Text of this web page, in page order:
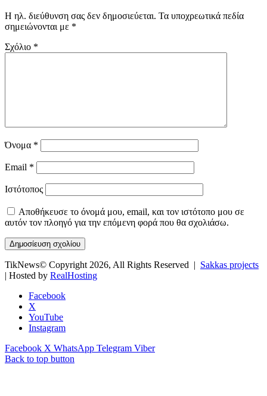
Η ηλ. διεύθυνση σας δεν δημοσιεύεται. Τα υποχρεωτικά πεδία
σημειώνονται με *
Σχόλιο *
Όνομα *
Email *
Ιστότοπος
Αποθήκευσε το όνομά μου, email, και τον ιστότοπο μου σε
αυτόν τον πλοηγό για την επόμενη φορά που θα σχολιάσω.
TikNews© Copyright 2026, All Rights Reserved | Sakkas projects
| Hosted by RealHosting
Facebook
X
YouTube
Instagram
Facebook X WhatsApp Telegram Viber
Back to top button